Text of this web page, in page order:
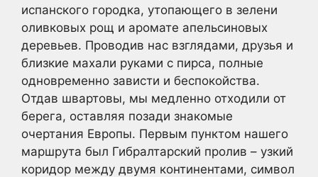
испанского городка, утопающего в зелени
оливковых рощ и аромате апельсиновых
деревьев. Проводив нас взглядами, друзья и
близкие махали руками с пирса, полные
одновременно зависти и беспокойства.
Отдав швартовы, мы медленно отходили от
берега, оставляя позади знакомые
очертания Европы. Первым пунктом нашего
маршрута был Гибралтарский пролив – узкий
коридор между двумя континентами, символ